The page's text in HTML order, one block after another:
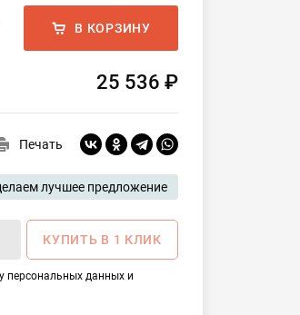
В КОРЗИНУ
25 536 ₽
Печать
лучшее предложение
КУПИТЬ В 1 КЛИК
персональных данных и